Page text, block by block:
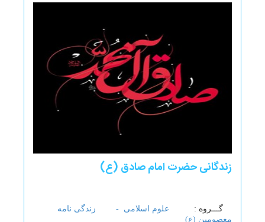
زندگانی حضرت امام صادق (ع)
گـــروه : علوم اسلامی -
زندگی نامه
معصومین (ع)